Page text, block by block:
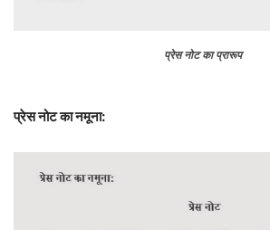
प्रेस नोट का प्रारूप
प्रेस नोट का नमूना: